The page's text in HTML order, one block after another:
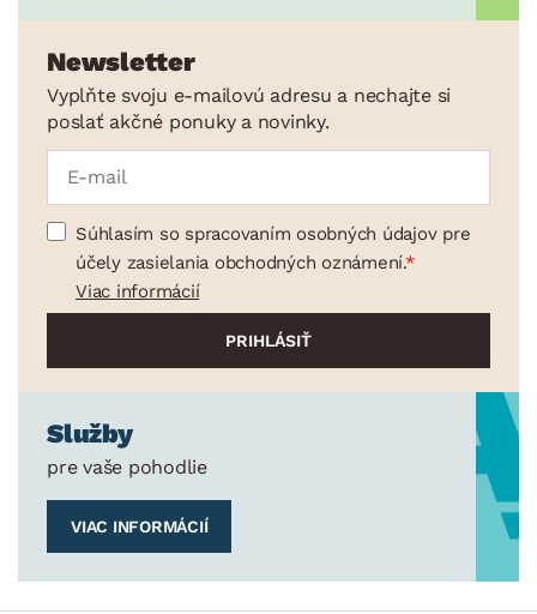
Newsletter
Vyplňte svoju e-mailovú adresu a nechajte si
poslať akčné ponuky a novinky.
Súhlasím so spracovaním osobných údajov pre
účely zasielania obchodných oznámení.
Viac informácií
Služby
pre vaše pohodlie
VIAC INFORMÁCIÍ